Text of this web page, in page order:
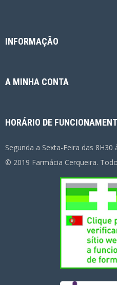
INFORMAÇÃO
A MINHA CONTA
HORÁRIO DE
Segunda a Sexta-Feira das
© 2019 Farmácia Cerqueira.